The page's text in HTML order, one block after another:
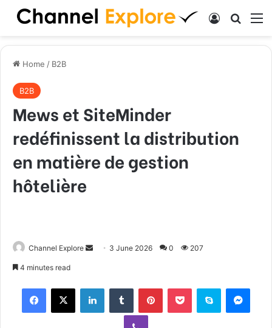
Log In
Home / B2B
B2B
Mews et SiteMinder
redéfinissent la distribution
en matière de gestion
hôtelière
Channel Explore
a
3 June 2026 0 207
4 minutes read
Viber